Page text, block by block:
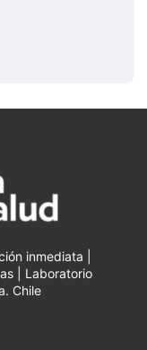
inmediata |
| Laboratorio
Chile